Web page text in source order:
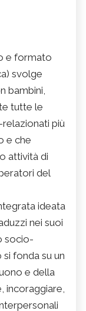
e formato
svolge
bambini,
tutte le
più
e che
attività di
del
ideata
nei suoi
socio-
fonda su un
e della
incoraggiare,